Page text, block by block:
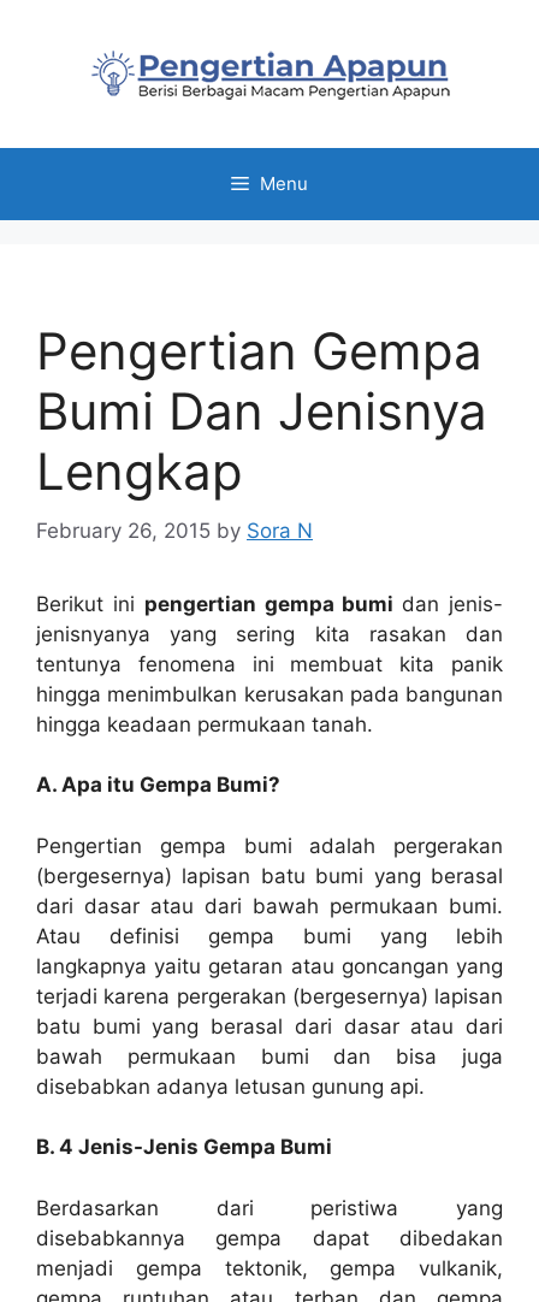
Menu
Pengertian Gempa
Bumi Dan Jenisnya
Lengkap
February 26, 2015 by Sora N
Berikut ini pengertian gempa bumi dan jenis-
jenisnyanya yang sering kita rasakan dan
tentunya fenomena ini membuat kita panik
hingga menimbulkan kerusakan pada bangunan
hingga keadaan permukaan tanah.
A. Apa itu Gempa Bumi?
Pengertian gempa bumi adalah pergerakan
(bergesernya) lapisan batu bumi yang berasal
dari dasar atau dari bawah permukaan bumi.
Atau definisi gempa bumi yang lebih
langkapnya yaitu getaran atau goncangan yang
terjadi karena pergerakan (bergesernya) lapisan
batu bumi yang berasal dari dasar atau dari
bawah permukaan bumi dan bisa juga
disebabkan adanya letusan gunung api.
B. 4 Jenis-Jenis Gempa Bumi
Berdasarkan dari peristiwa yang
disebabkannya gempa dapat dibedakan
menjadi gempa tektonik, gempa vulkanik,